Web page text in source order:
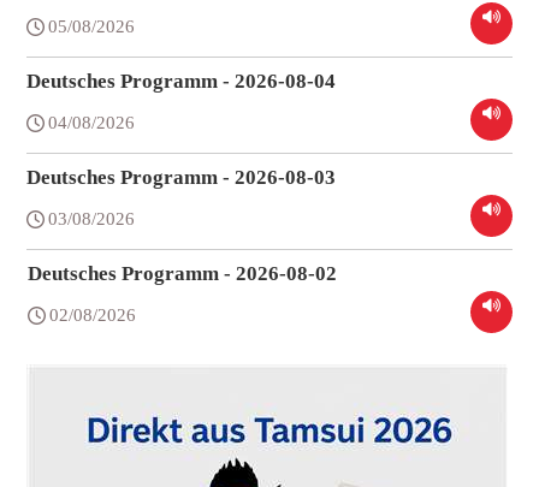
05/08/2026
Deutsches Programm - 2026-08-04
04/08/2026
Deutsches Programm - 2026-08-03
03/08/2026
Deutsches Programm - 2026-08-02
02/08/2026